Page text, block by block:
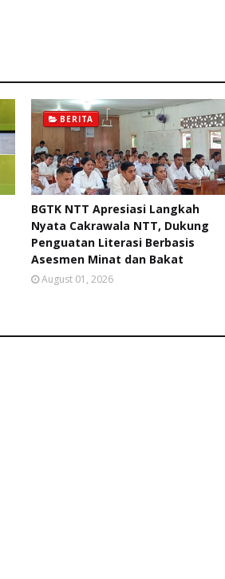
BERITA
BGTK NTT Apresiasi Langkah
Nyata Cakrawala NTT, Dukung
Penguatan Literasi Berbasis
Asesmen Minat dan Bakat
August 01, 2026